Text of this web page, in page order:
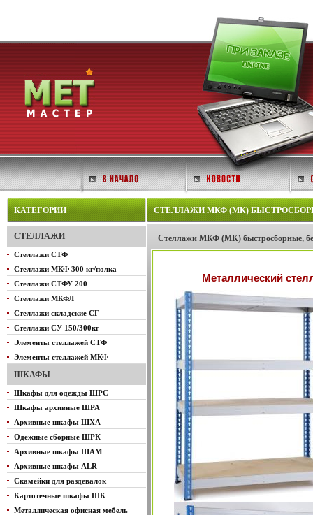
КАТЕГОРИИ
СТЕЛЛАЖИ
Стеллажи СТФ
Стеллажи МКФ 300 кг/полка
Стеллажи СТФУ 200
Стеллажи МКФЛ
Стеллажи складские СГ
Стеллажи СУ 150/300кг
Элементы стеллажей СТФ
Элементы стеллажей МКФ
ШКАФЫ
Шкафы для одежды ШРС
Шкафы архивные ШРА
Архивные шкафы ШХА
Одежные сборные ШРК
Архивные шкафы ШАМ
Архивные шкафы ALR
Скамейки для раздевалок
Картотечные шкафы ШК
Металлическая офисная мебель
СТЕЛЛАЖИ МКФ (МК)
Стеллажи МКФ (МК) быстросборные,
Металлический